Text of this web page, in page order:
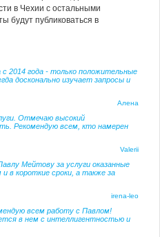
в Чехии с остальными
будут публиковаться в
2014 года - только положительные
досконально изучает запросы и
Алена
Отмечаю высокий
Рекомендую всем, кто намерен
Valerii
Мейтову за услуги оказанные
в короткие сроки, а также за
irena-leo
всем работу с Павлом!
в нем с интеллигентностью и